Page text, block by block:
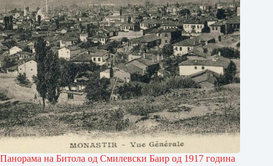
Панорама на Битола од Смилевски Баир од 1917 година